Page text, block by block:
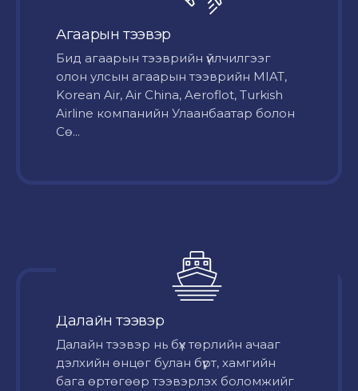
Агаарын тээвэр
Бид агаарын тээврийн үйлчилгээг
олон улсын агаарын тээврийн MIAT,
Korean Air, Air China, Aeroflot, Turkish
Airline компанийн Улаанбаатар болон
Сө...
Далайн тээвэр
Далайн тээвэр нь бүх төрлийн ачааг
дэлхийн өнцөг булан бүрт, хамгийн
бага өртөгөөр тээвэрлэх боломжийг